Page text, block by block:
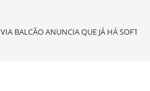
VIA BALCÃO ANUNCIA QUE JÁ HÁ